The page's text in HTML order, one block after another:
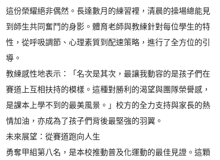
這份榮耀絕非偶然。長達數月的練習裡，清晨的操場總能見
到師生共同奮鬥的身影。體育老師與教練針對每位學生的特
性，從呼吸調節、心理素質到配速策略，進行了全方位的引
導。
教練感性地表示：「名次是其次，最讓我動容的是孩子們在
賽道上互相扶持的模樣。這種對勝利的渴望與團隊榮譽感，
是課本上學不到的最美風景。」校方的全力支持與家長的熱
情加油，亦成為了孩子們背後最堅強的羽翼。
未來展望：從賽道跑向人生
勇奪甲組第八名，是本校推動普及化運動的最佳見證。這顆